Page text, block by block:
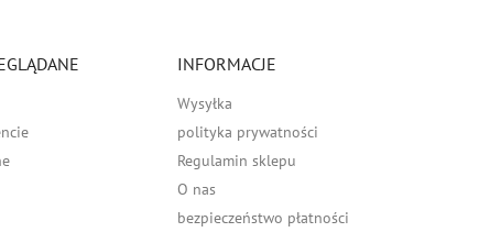
INFORMACJE
Wysyłka
polityka prywatności
Regulamin sklepu
O nas
bezpieczeństwo płatności